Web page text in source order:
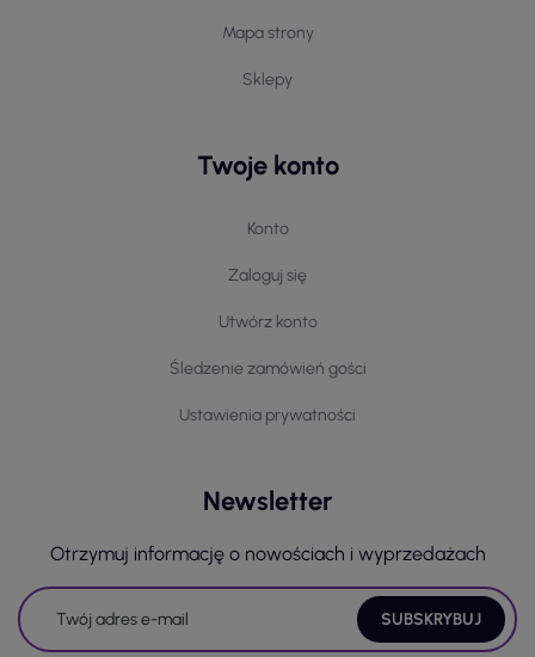
Mapa strony
Sklepy
Twoje konto
Konto
Zaloguj się
Utwórz konto
Śledzenie zamówień gości
Ustawienia prywatności
Newsletter
Otrzymuj informację o nowościach i wyprzedażach